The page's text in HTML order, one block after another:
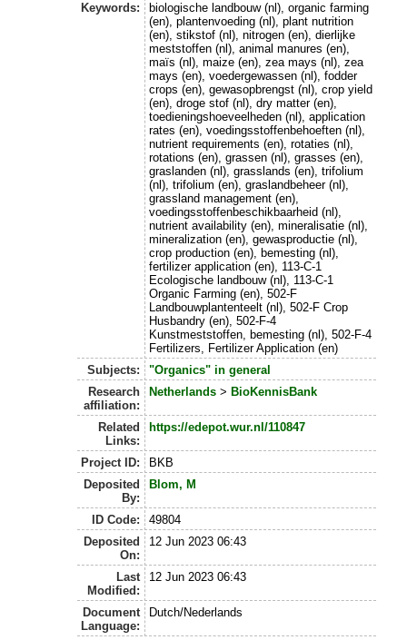
Keywords:
biologische landbouw (nl), organic farming
(en), plantenvoeding (nl), plant nutrition
(en), stikstof (nl), nitrogen (en), dierlijke
meststoffen (nl), animal manures (en),
maïs (nl), maize (en), zea mays (nl), zea
mays (en), voedergewassen (nl), fodder
crops (en), gewasopbrengst (nl), crop yield
(en), droge stof (nl), dry matter (en),
toedieningshoeveelheden (nl), application
rates (en), voedingsstoffenbehoeften (nl),
nutrient requirements (en), rotaties (nl),
rotations (en), grassen (nl), grasses (en),
graslanden (nl), grasslands (en), trifolium
(nl), trifolium (en), graslandbeheer (nl),
grassland management (en),
voedingsstoffenbeschikbaarheid (nl),
nutrient availability (en), mineralisatie (nl),
mineralization (en), gewasproductie (nl),
crop production (en), bemesting (nl),
fertilizer application (en), 113-C-1
Ecologische landbouw (nl), 113-C-1
Organic Farming (en), 502-F
Landbouwplantenteelt (nl), 502-F Crop
Husbandry (en), 502-F-4
Kunstmeststoffen, bemesting (nl), 502-F-4
Fertilizers, Fertilizer Application (en)
Subjects:
"Organics" in general
Research
affiliation:
Netherlands> BioKennisBank
Related
Links:
https://edepot.wur.nl/110847
Project ID:
BKB
Deposited
By:
Blom, M
ID Code:
49804
Deposited
On:
12 Jun 2023 06:43
Last
Modified:
12 Jun 2023 06:43
Document
Language:
Dutch/Nederlands